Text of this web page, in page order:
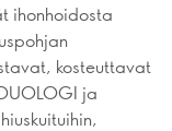
ihonhoidosta
kosteuttavat
ja